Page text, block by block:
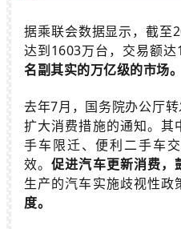
据乘联会数据显示，截至
达到1603万台，交易额达
名副其实的万亿级的市场。
去年7月，国务院办公厅
扩大消费措施的通知。其
手车限迁、便利二手车
效。促进汽车更新消费，
生产的汽车实施歧视性政
度。